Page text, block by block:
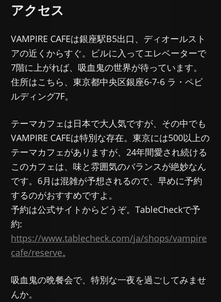
アクセス
VAMPIRE CAFEは銀座駅B5出口、ディオールスト
アの近くからすぐ。ビルに入ってエレベーターで
7階に上がれば、吸血鬼の世界が待っています。
住所はこちら、東京都中央区銀座6-7-6 ラ・ペビ
ルディング7F。
テーマカフェは日本で大人気ですが、その中でも
VAMPIRE CAFEは特別な存在。東京には500以上の
テーマカフェがありますが、24年間愛され続ける
このカフェは、味と雰囲気のバランスが絶妙なん
です。6月は混雑が予想されるので、早めに予約
するのがおすすめですよ。
予約は公式サイトからどうぞ。TableCheckで予
約:
https://www.tablecheck.com/ja/shops/vampire
cafe/reserve。
吸血鬼の晩餐会で、特別な一夜を過ごしてみませ
んか。